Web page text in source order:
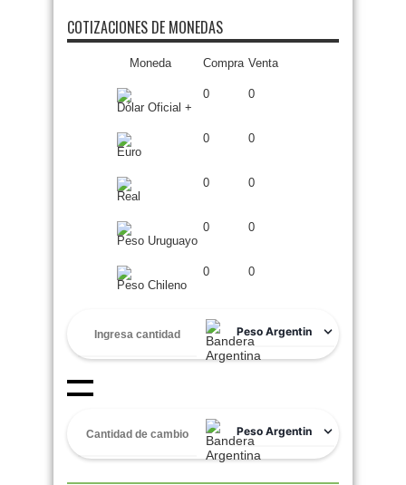
COTIZACIONES DE MONEDAS
Moneda Compra Venta
Dólar Oficial +
0 0
Euro
0 0
Real
0 0
Peso Uruguayo
0 0
Peso Chileno
0 0